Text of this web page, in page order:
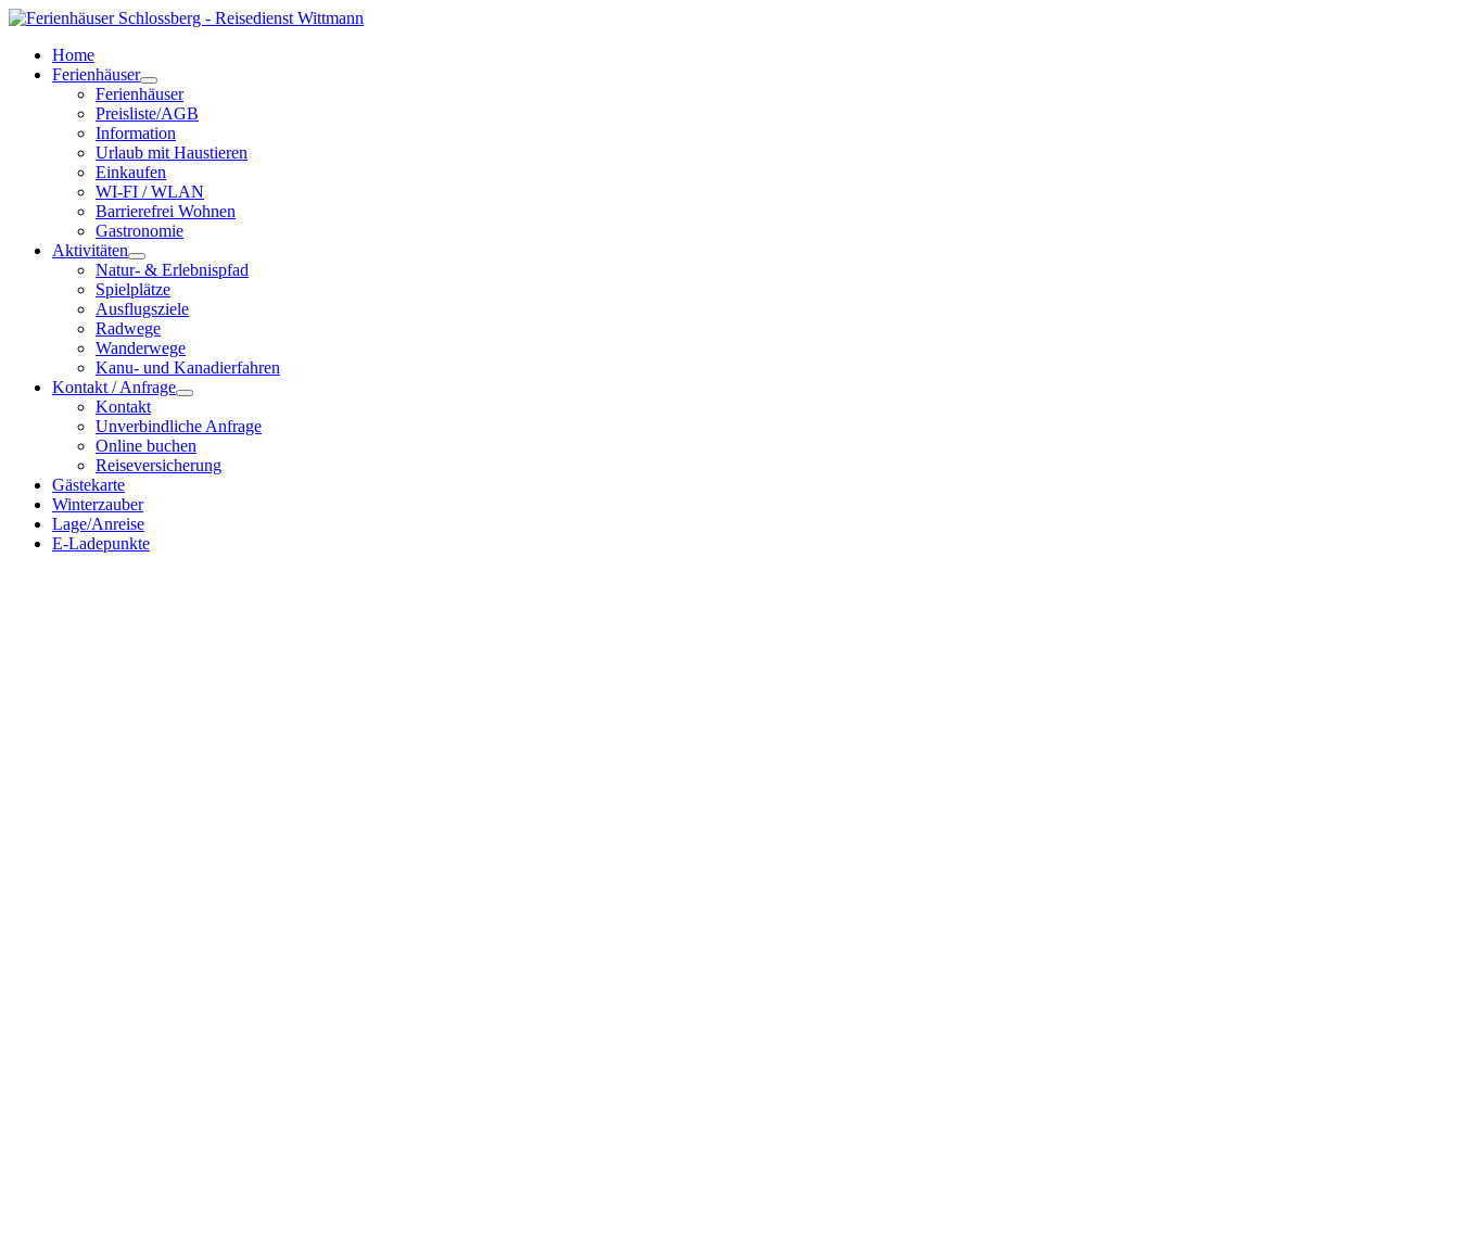
Home
Ferienhäuser
Ferienhäuser
Preisliste/AGB
Information
Urlaub mit Haustieren
Einkaufen
WI-FI / WLAN
Barrierefrei Wohnen
Gastronomie
Aktivitäten
Natur- & Erlebnispfad
Spielplätze
Ausflugsziele
Radwege
Wanderwege
Kanu- und Kanadierfahren
Kontakt / Anfrage
Kontakt
Unverbindliche Anfrage
Online buchen
Reiseversicherung
Gästekarte
Winterzauber
Lage/Anreise
E-Ladepunkte